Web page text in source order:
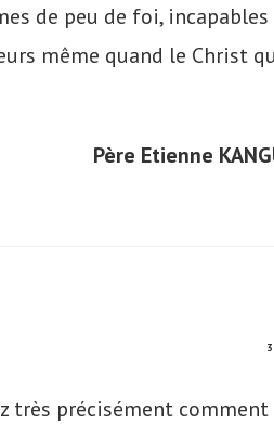
de peu de foi, incapables
même quand le Christ
Père Etienne
très précisément